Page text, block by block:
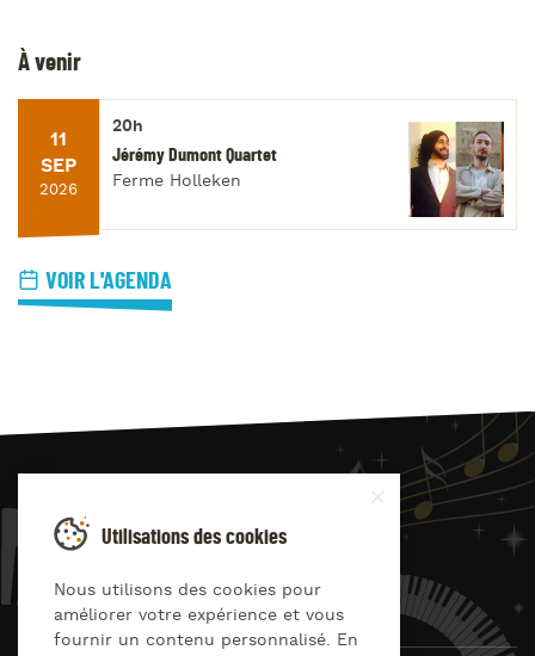
À venir
11
SEP
2026
20h
Jérémy Dumont Quartet
Ferme Holleken
VOIR L'AGENDA
JAZZ4
Utilisations des cookies
Nous utilisons des cookies pour
améliorer votre expérience et vous
fournir un contenu personnalisé. En